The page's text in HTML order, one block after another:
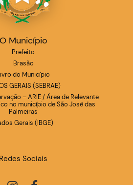
O Município
Prefeito
Brasão
do Município
GERAIS (SEBRAE)
– ARIE / Área de Relevante
no município de São José das
Palmeiras
Gerais (IBGE)
Redes Sociais